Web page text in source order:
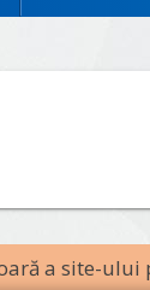
a site-ului